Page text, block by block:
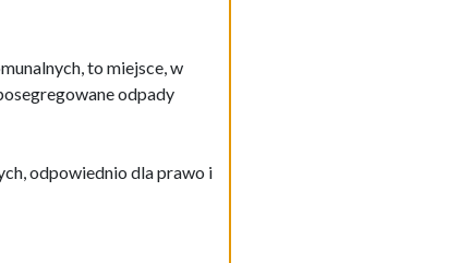
to miejsce, w
odpady
odpowiednio dla prawo i